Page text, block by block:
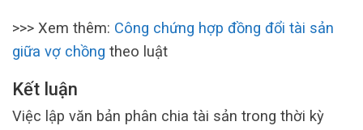
>>> Xem thêm: Công chứng hợp đồng đổi tài sản
giữa vợ chồng theo luật
Kết luận
Việc lập văn bản phân chia tài sản trong thời kỳ